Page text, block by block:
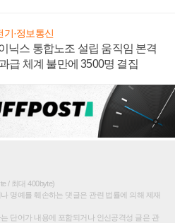
기·정보통신
닉스 통합노조 설립 움직임 본격
급 체계 불만에 3500명 결집
/ 최대 400byte)
명예를 훼손하는 댓글은 관련 법률에 의해 제재
단어가 내용에 포함되거나 인신공격성 글은 관